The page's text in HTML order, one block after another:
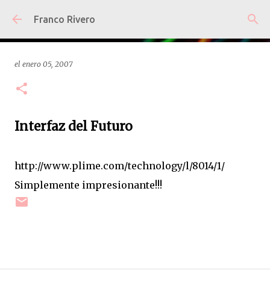
Ir al contenido principal
Franco Rivero
el enero 05, 2007
Interfaz del Futuro
http://www.plime.com/technology/l/8014/1/
Simplemente impresionante!!!